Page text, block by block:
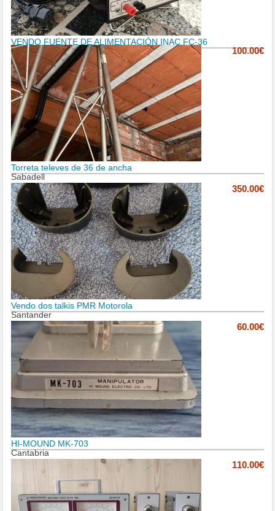
VENDO FUENTE DE ALIMENTACIÓN INAC FC-36
100.00€
Torreta televes de 36 de ancha
Sabadell
350.00€
Vendo dos talkis PMR Motorola
Santander
60.00€
HI-MOUND MK-703
Cantabria
110.00€